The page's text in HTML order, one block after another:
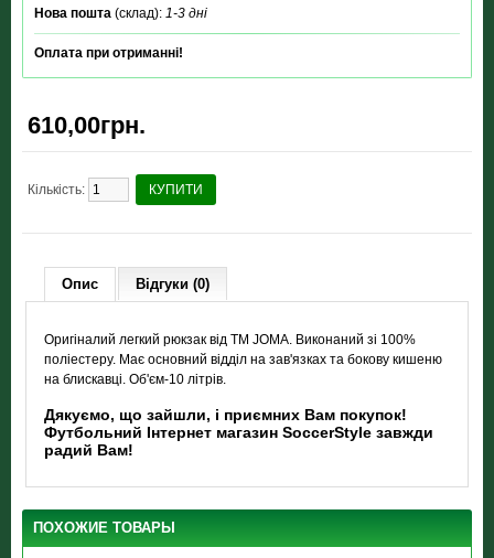
Нова пошта (склад): 1-3 дні
Оплата при отриманні!
610,00грн.
Кількість: КУПИТИ
Опис Відгуки (0)
Оригіналий легкий рюкзак від ТМ JOMA. Виконаний зі 100%
поліестеру. Має основний відділ на зав'язках та бокову кишеню
на блискавці. Об'єм-10 літрів.
Дякуємо, що зайшли, і приємних Вам покупок!
Футбольний Інтернет магазин SoccerStyle завжди
радий Вам!
ПОХОЖИЕ ТОВАРЫ